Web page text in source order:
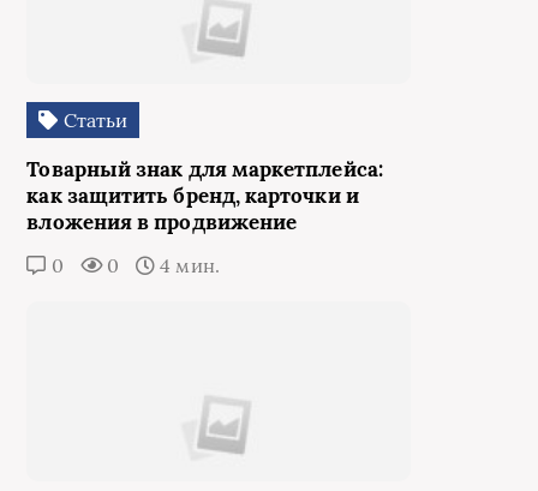
Статьи
Товарный знак для маркетплейса:
как защитить бренд, карточки и
вложения в продвижение
0 0 4 мин.